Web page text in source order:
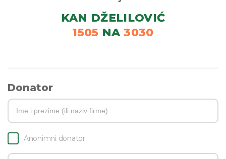
KAN DŽELILOVIĆ
1505 NA 3030
Donator
Anonimni donator